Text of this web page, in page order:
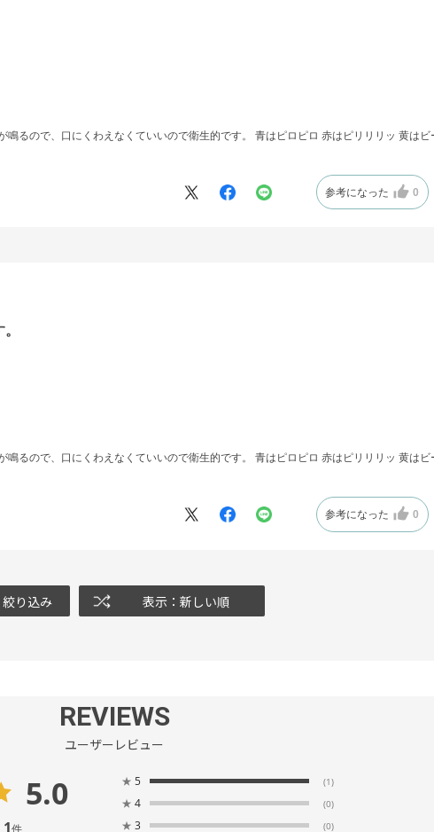
るので、口にくわえなくていいので衛生的です。 青はピロピロ 赤はピリリリッ 黄は
参考になった 0
るので、口にくわえなくていいので衛生的です。 青はピロピロ 赤はピリリリッ 黄は
参考になった 0
絞り込み 表示：新しい順
REVIEWS
ユーザーレビュー
5.0
1件
★ 5 (1)
★ 4 (0)
★ 3 (0)